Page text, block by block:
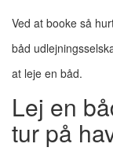
Ved at booke så
båd
at leje en båd.
Lej en
tur på